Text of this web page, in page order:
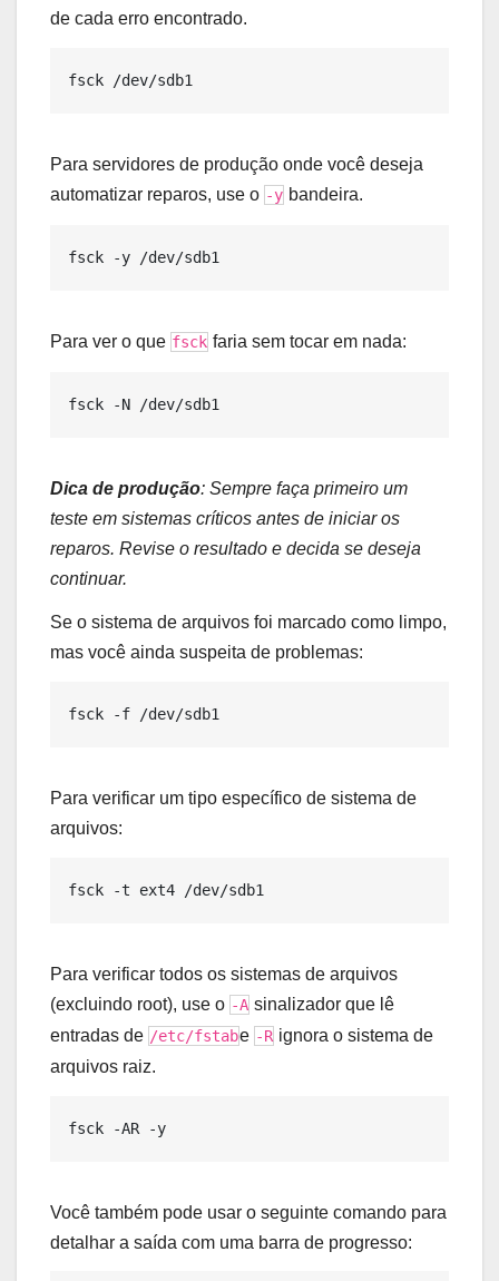
de cada erro encontrado.
Para servidores de produção onde você deseja
automatizar reparos, use o -y bandeira.
Para ver o que fsck faria sem tocar em nada:
Dica de produção: Sempre faça primeiro um
teste em sistemas críticos antes de iniciar os
reparos. Revise o resultado e decida se deseja
continuar.
Se o sistema de arquivos foi marcado como limpo,
mas você ainda suspeita de problemas:
Para verificar um tipo específico de sistema de
arquivos:
Para verificar todos os sistemas de arquivos
(excluindo root), use o -A sinalizador que lê
entradas de /etc/fstabe -R ignora o sistema de
arquivos raiz.
Você também pode usar o seguinte comando para
detalhar a saída com uma barra de progresso: